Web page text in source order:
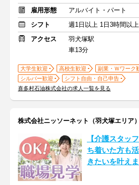
雇用形態
アルバイト・パート
シフト
週1日以上 1日3時間以上
アクセス
羽犬塚駅
車13分
大学生歓迎 高校生歓迎
副業・Ｗワーク
シルバー歓迎
シフト自由・自己申告
喜多村石油株式会社の求人一覧を見る
株式会社ニッソーネット（羽犬塚エリア）
【介護スタッ
ち着いた方も
きたいを叶え